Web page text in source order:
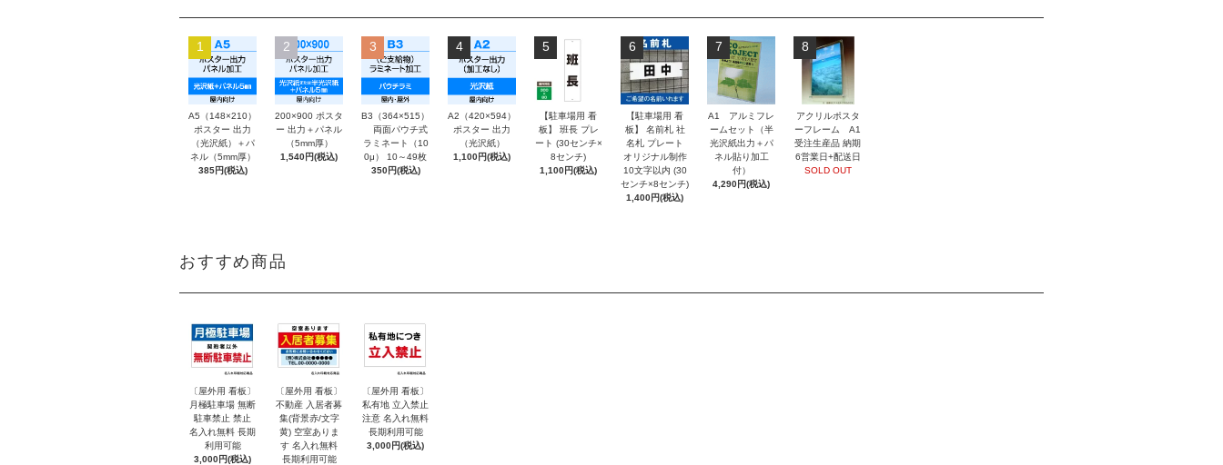
1
A5（148×210）
ポスター 出力
（光沢紙）＋パ
ネル（5mm厚）
385円(税込)
2
200×900 ポスタ
ー 出力＋パネル
（5mm厚）
1,540円(税込)
3
B3（364×515）
両面パウチ式
ラミネート（10
0μ） 10～49枚
350円(税込)
4
A2（420×594）
ポスター 出力
（光沢紙）
1,100円(税込)
5
【駐車場用 看
板】 班長 プレ
ート (30センチ×
8センチ)
1,100円(税込)
6
【駐車場用 看
板】 名前札 社
名札 プレート
オリジナル制作
10文字以内 (30
センチ×8センチ)
1,400円(税込)
7
A1 アルミフレ
ームセット（半
光沢紙出力＋パ
ネル貼り加工
付）
4,290円(税込)
8
アクリルポスタ
ーフレーム A1
受注生産品 納期
6営業日+配送日
SOLD OUT
おすすめ商品
〔屋外用 看板〕
月極駐車場 無断
駐車禁止 禁止
名入れ無料 長期
利用可能
3,000円(税込)
〔屋外用 看板〕
不動産 入居者募
集(背景赤/文字
黄) 空室ありま
す 名入れ無料
長期利用可能
〔屋外用 看板〕
私有地 立入禁止
注意 名入れ無料
長期利用可能
3,000円(税込)